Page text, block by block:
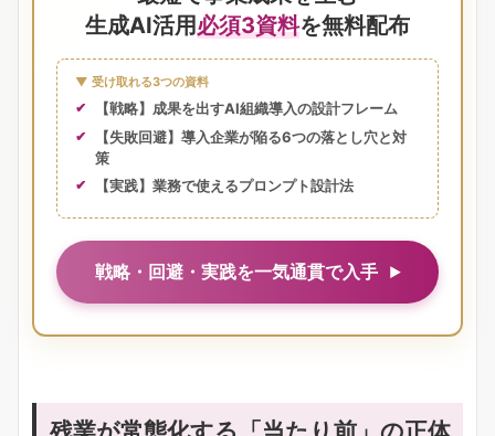
生成AI活用必須3資料を無料配布
▼ 受け取れる3つの資料
【戦略】成果を出すAI組織導入の設計フレーム
【失敗回避】導入企業が陥る6つの落とし穴と対
策
【実践】業務で使えるプロンプト設計法
戦略・回避・実践を一気通貫で入手
残業が常態化する「当たり前」の正体